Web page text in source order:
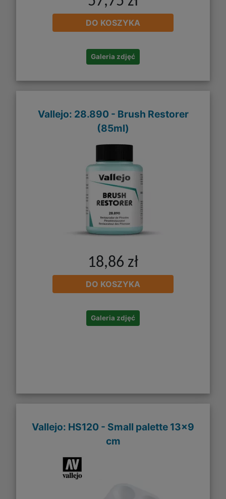
DO KOSZYKA
Galeria zdjęć
Vallejo: 28.890 - Brush Restorer
(85ml)
18,86 zł
DO KOSZYKA
Galeria zdjęć
Vallejo: HS120 - Small palette 13x9
cm